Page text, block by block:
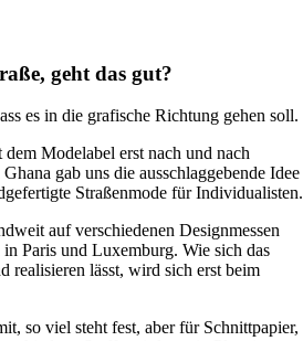
geht das gut?
es in die grafische Richtung gehen soll.
Modelabel erst nach und nach
gab uns die ausschlaggebende Idee
Straßenmode für Individualisten.
auf verschiedenen Designmessen
Paris und Luxemburg. Wie sich das
realisieren lässt, wird sich erst beim
so viel steht fest, aber für Schnittpapier,